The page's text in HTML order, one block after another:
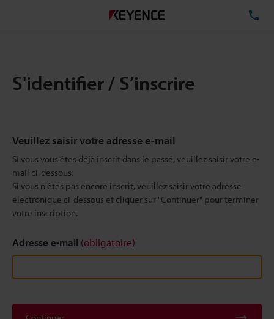
S'identifier / S’inscrire
Veuillez saisir votre adresse e-mail
Si vous vous êtes déjà inscrit dans le passé, veuillez saisir votre e-
mail ci-dessous.
Si vous n'êtes pas encore inscrit, veuillez saisir votre adresse
électronique ci-dessous et cliquer sur "Continuer" pour terminer
votre inscription.
Adresse e-mail (obligatoire)